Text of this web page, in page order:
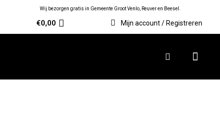
Wij bezorgen gratis in Gemeente Groot Venlo, Reuver en Beesel.
€0,00 Mijn account / Registreren